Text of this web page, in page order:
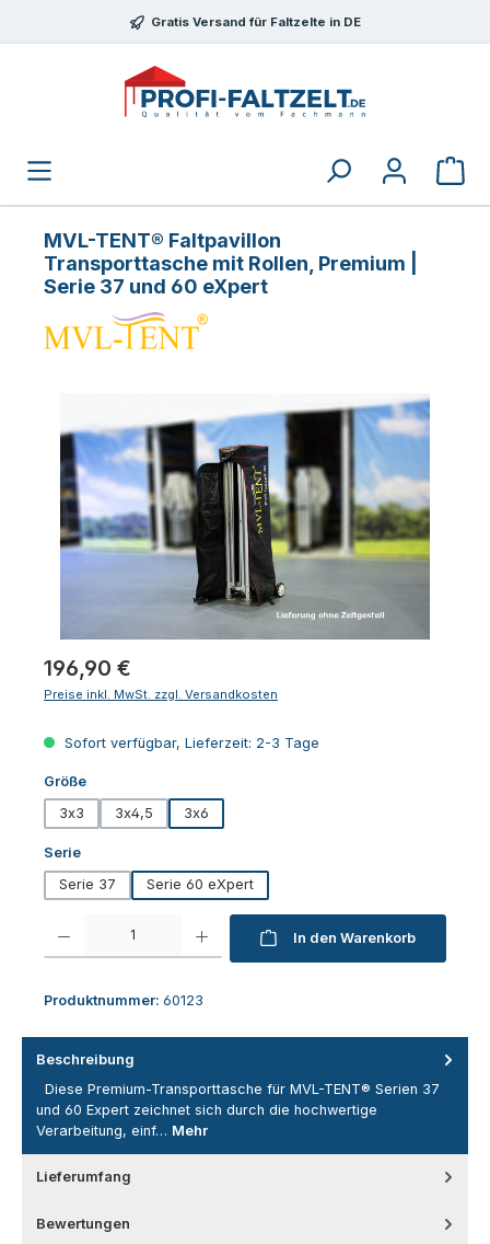
Zum Hauptinhalt springenGratis Versand für Faltzelte in DE
MVL-TENT® Faltpavillon
Transporttasche mit Rollen, Premium |
Serie 37 und 60 eXpert
Regulärer Preis:
196,90 €
Preise inkl. MwSt. zzgl. Versandkosten
Sofort verfügbar, Lieferzeit: 2-3 Tage
Größeauswählen
3x3
3x4,5 3x6
Serieauswählen
Serie 37
Serie 60 eXpert
Produkt Anzahl: Gib den gewünschten Wert ein oder benutze die
In den Warenkorb
Produktnummer: 60123
Beschreibung
Diese Premium-Transporttasche für MVL-TENT® Serien 37
und 60 Expert zeichnet sich durch die hochwertige
Verarbeitung, einf… Mehr
Lieferumfang
Bewertungen